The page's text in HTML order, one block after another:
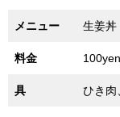
メニュー 生姜丼
料金
具 ひき肉